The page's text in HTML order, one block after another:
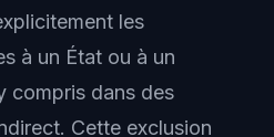
les
à un État ou à un
compris dans des
Cette exclusion